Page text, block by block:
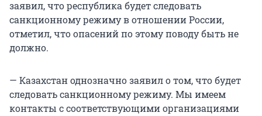
заявил, что республика будет следовать
санкционному режиму в отношении России,
отметил, что опасений по этому поводу быть не
должно.
— Казахстан однозначно заявил о том, что будет
следовать санкционному режиму. Мы имеем
контакты с соответствующими организациями